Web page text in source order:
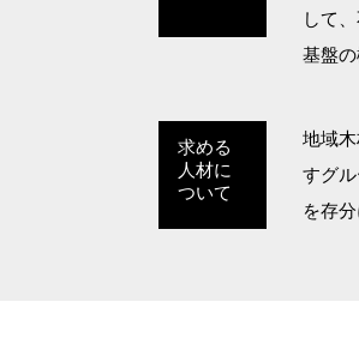
して
基盤の
求める
人材に
ついて
地域
すグ
を存